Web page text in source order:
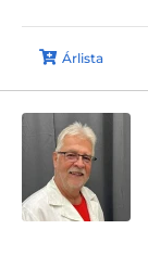
Árlista